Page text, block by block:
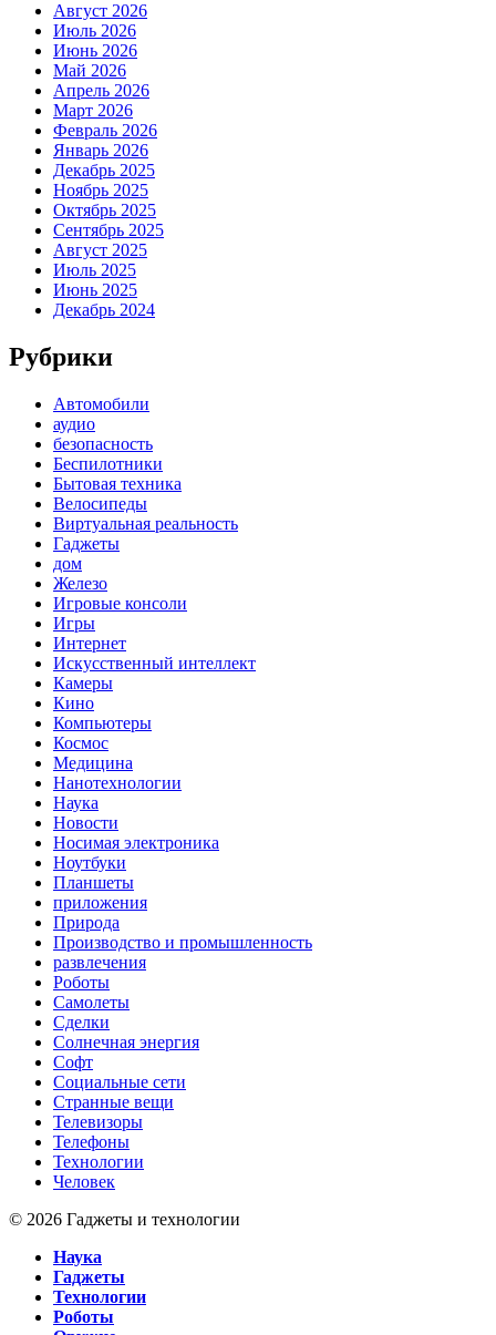
Август 2026
Июль 2026
Июнь 2026
Май 2026
Апрель 2026
Март 2026
Февраль 2026
Январь 2026
Декабрь 2025
Ноябрь 2025
Октябрь 2025
Сентябрь 2025
Август 2025
Июль 2025
Июнь 2025
Декабрь 2024
Рубрики
Автомобили
аудио
безопасность
Беспилотники
Бытовая техника
Велосипеды
Виртуальная реальность
Гаджеты
дом
Железо
Игровые консоли
Игры
Интернет
Искусственный интеллект
Камеры
Кино
Компьютеры
Космос
Медицина
Нанотехнологии
Наука
Новости
Носимая электроника
Ноутбуки
Планшеты
приложения
Природа
Производство и промышленность
развлечения
Роботы
Самолеты
Сделки
Солнечная энергия
Софт
Социальные сети
Странные вещи
Телевизоры
Телефоны
Технологии
Человек
© 2026 Гаджеты и технологии
Наука
Гаджеты
Технологии
Роботы